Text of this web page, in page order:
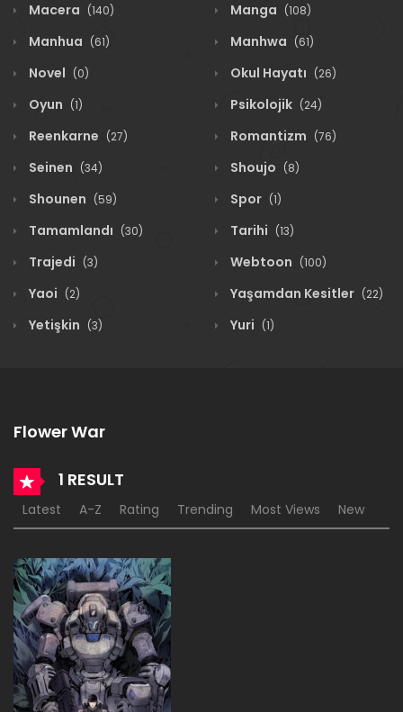
Macera (140) Manga (108)
Manhua (61) Manhwa (61)
Novel (0) Okul Hayatı (26)
Oyun (1) Psikolojik (24)
Reenkarne (27) Romantizm (76)
Seinen (34) Shoujo (8)
Shounen (59) Spor (1)
Tamamlandı (30) Tarihi (13)
Trajedi (3) Webtoon (100)
Yaoi (2) Yaşamdan Kesitler (22)
Yetişkin (3) Yuri (1)
Flower War
1 RESULT
Latest A-Z Rating Trending Most Views New